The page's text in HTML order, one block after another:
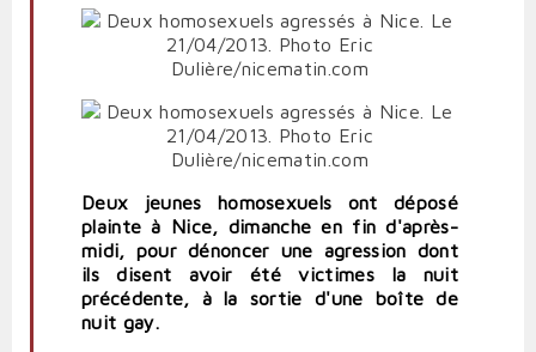
Deux jeunes homosexuels ont déposé
plainte à Nice, dimanche en fin d'après-
midi, pour dénoncer une agression dont
ils disent avoir été victimes la nuit
précédente, à la sortie d'une boîte de
nuit gay.